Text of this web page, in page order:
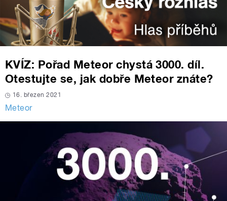
KVÍZ: Pořad Meteor chystá 3000. díl.
Otestujte se, jak dobře Meteor znáte?
16. březen 2021
Meteor